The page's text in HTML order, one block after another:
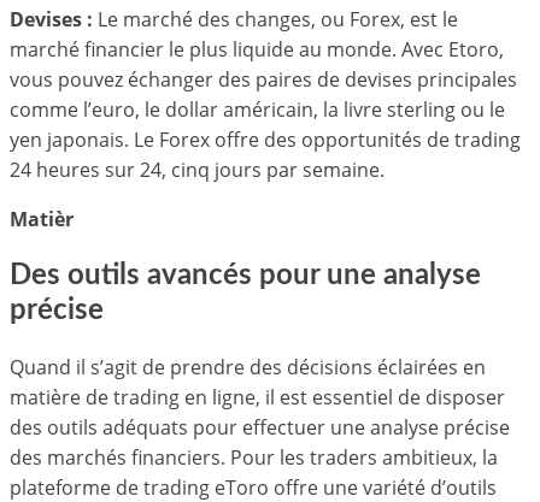
Devises : Le marché des changes, ou Forex, est le
marché financier le plus liquide au monde. Avec Etoro,
vous pouvez échanger des paires de devises principales
comme l’euro, le dollar américain, la livre sterling ou le
yen japonais. Le Forex offre des opportunités de trading
24 heures sur 24, cinq jours par semaine.
Matièr
Des outils avancés pour une analyse
précise
Quand il s’agit de prendre des décisions éclairées en
matière de trading en ligne, il est essentiel de disposer
des outils adéquats pour effectuer une analyse précise
des marchés financiers. Pour les traders ambitieux, la
plateforme de trading eToro offre une variété d’outils